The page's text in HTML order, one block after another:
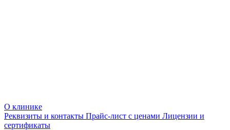
О клинике
Реквизиты и контакты Прайс-лист с ценами Лицензии и
сертификаты